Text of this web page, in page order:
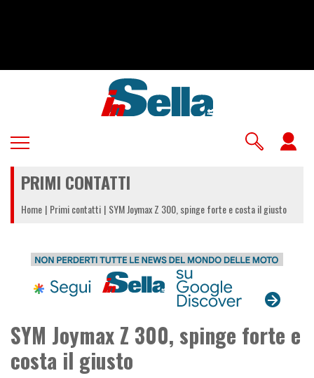
PRIMI CONTATTI
Home Primi contatti SYM Joymax Z 300, spinge forte e costa il giusto
SYM Joymax Z 300, spinge forte e
costa il giusto